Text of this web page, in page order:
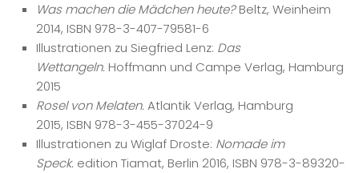
Was machen die Mädchen heute?Beltz, Weinheim
2014, ISBN 978-3-407-79581-6
Illustrationen zu Siegfried Lenz: Das
Wettangeln. Hoffmann und Campe Verlag, Hamburg
2015
Rosel von Melaten.Atlantik Verlag, Hamburg
2015, ISBN 978-3-455-37024-9
Illustrationen zu Wiglaf Droste: Nomade im
Speck. edition Tiamat, Berlin 2016, ISBN 978-3-89320-